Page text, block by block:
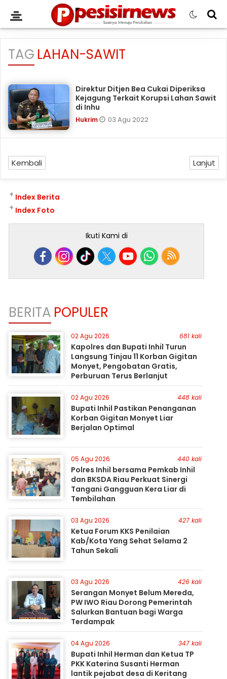
TAG LAHAN-SAWIT
Direktur Ditjen Bea Cukai Diperiksa
Kejagung Terkait Korupsi Lahan Sawit
di Inhu
Hukrim 03 Agu 2022
Kembali Lanjut
Index Berita
+
Index Foto
+
Ikuti Kami di
BERITA POPULER
02 Agu 2026 681 kali
Kapolres dan Bupati Inhil Turun
Langsung Tinjau 11 Korban Gigitan
Monyet, Pengobatan Gratis,
Perburuan Terus Berlanjut
02 Agu 2026 448 kali
Bupati Inhil Pastikan Penanganan
Korban Gigitan Monyet Liar
Berjalan Optimal
05 Agu 2026 440 kali
Polres Inhil bersama Pemkab Inhil
dan BKSDA Riau Perkuat Sinergi
Tangani Gangguan Kera Liar di
Tembilahan
03 Agu 2026 427 kali
Ketua Forum KKS Penilaian
Kab/Kota Yang Sehat Selama 2
Tahun Sekali
03 Agu 2026 426 kali
Serangan Monyet Belum Mereda,
PW IWO Riau Dorong Pemerintah
Salurkan Bantuan bagi Warga
Terdampak
04 Agu 2026 347 kali
Bupati Inhil Herman dan Ketua TP
PKK Katerina Susanti Herman
lantik pejabat desa di Keritang